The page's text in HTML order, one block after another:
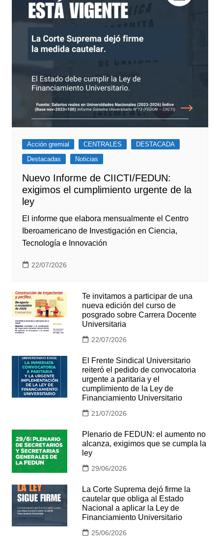
Acción gremial CENTRALES
DESTACADA
Destacadas
Noticias
Nuevo Informe de CIICTI/FEDUN:
exigimos el cumplimiento urgente de la
ley
El informe que elabora mensualmente el Centro
Iberoamericano de Investigación en Ciencia,
Tecnología e Innovación
22/07/2026
Te invitamos a participar de una
nueva edición del curso de
posgrado sobre Carrera Docente
Universitaria
22/07/2026
El Frente Sindical Universitario
reiteró el pedido de convocatoria
urgente a paritaria y el
cumplimiento de la Ley de
Financiamiento Universitario
21/07/2026
Plenario de FEDUN: el aumento no
alcanza, exigimos que se cumpla la
ley
29/06/2026
La Corte Suprema dejó firme la
cautelar que obliga al Estado
Nacional a aplicar la Ley de
Financiamiento Universitario
25/06/2026